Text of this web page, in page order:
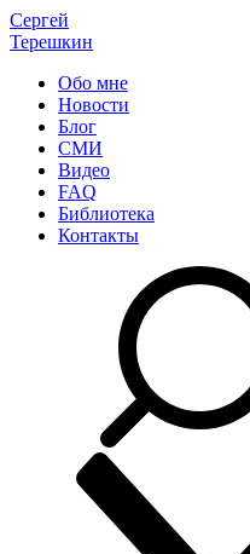
Сергей
Терешкин
Обо мне
Новости
Блог
СМИ
Видео
FAQ
Библиотека
Контакты